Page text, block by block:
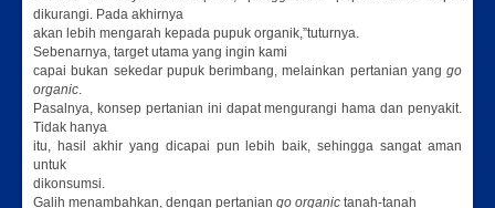
dikurangi. Pada akhirnya
akan lebih mengarah kepada pupuk organik,”tuturnya.
Sebenarnya, target utama yang ingin kami
capai bukan sekedar pupuk berimbang, melainkan pertanian yang go
organic.
Pasalnya, konsep pertanian ini dapat mengurangi hama dan penyakit.
Tidak hanya
itu, hasil akhir yang dicapai pun lebih baik, sehingga sangat aman
untuk
dikonsumsi.
Galih menambahkan, dengan pertanian go organic tanah-tanah